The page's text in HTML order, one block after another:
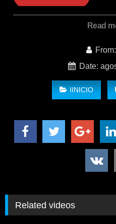
Read
From:
Date:
IINICIO
Related videos